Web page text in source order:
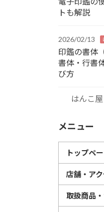
トも解説
2026/02/13
印鑑の書体
書体・行書
び方
はんこ
メニュー
トップペ
店舗・ア
取扱商品